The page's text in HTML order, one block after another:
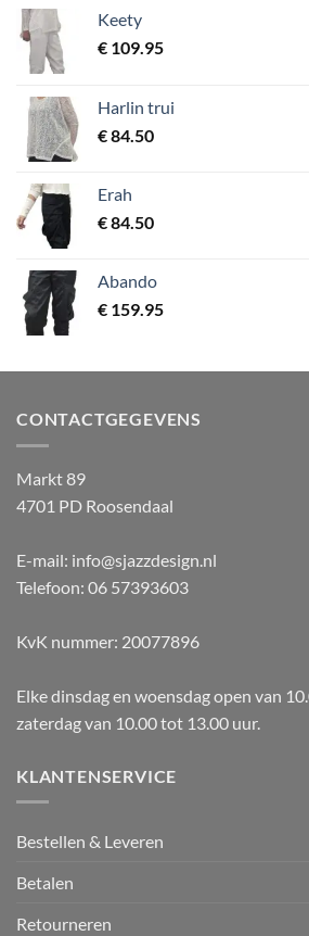
Keety
€ 109.95
Harlin trui
€84.50
Erah
€84.50
Abando
€ 159.95
CONTACTGEGEVENS
Markt 89
4701 PD Roosendaal
E-mail: info@sjazzdesign.nl
Telefoon: 06 57393603
KvK nummer: 20077896
Elke dinsdag en woensdag open van
zaterdag van 10.00 tot 13.00 uur.
KLANTENSERVICE
Bestellen & Leveren
Betalen
Retourneren